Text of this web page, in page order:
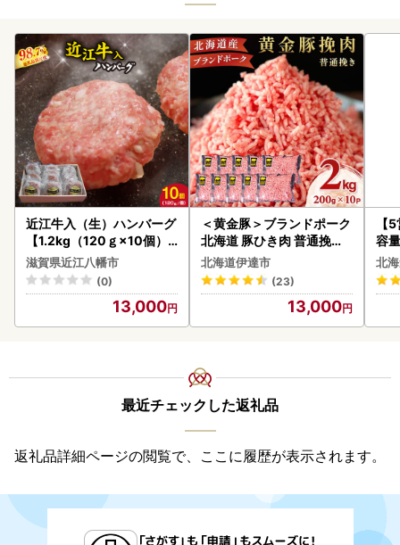
近江牛入（生）ハンバーグ
【1.2kg（120ｇ×10個）
】【AG09W】
滋賀県近江八幡市
(0)
13,000
＜黄金豚＞ブランドポーク
北海道 豚ひき肉 普通挽き
200g 10パック 計2kg
北海道伊達市
(23)
13,000
【
容
あ
ー
058
北
最近チェックした返礼品
返礼品詳細ページの閲覧で、ここに履歴が表示されます。